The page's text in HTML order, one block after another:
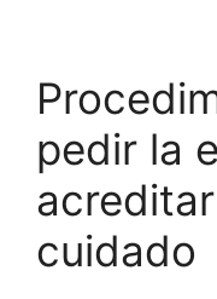
pedir la
cuidado